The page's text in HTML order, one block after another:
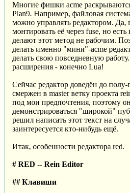
Многие фишки acme
Plan9. Например, файловая
можно управлять редактором.
монтировать её через fuse, но
делают этот метод не рабочим.
делать именно "мини"-acme
делать свою повседневную
расширения - конечно Lua!
Сейчас редактор доведён до полу-
смержен в master ветку проекта
под мои предпочтения, поэтому
демонстрироваться "широкой"
решил написать этот текст на
заинтересуется кто-нибудь ещё.
Итак, особенности редактора red.
# RED -- Rein Editor
## Клавиши